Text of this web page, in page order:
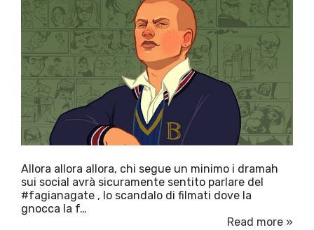
Allora allora allora, chi segue un minimo i dramah
sui social avrà sicuramente sentito parlare del
#fagianagate , lo scandalo di filmati dove la
gnocca la f…
Read more »